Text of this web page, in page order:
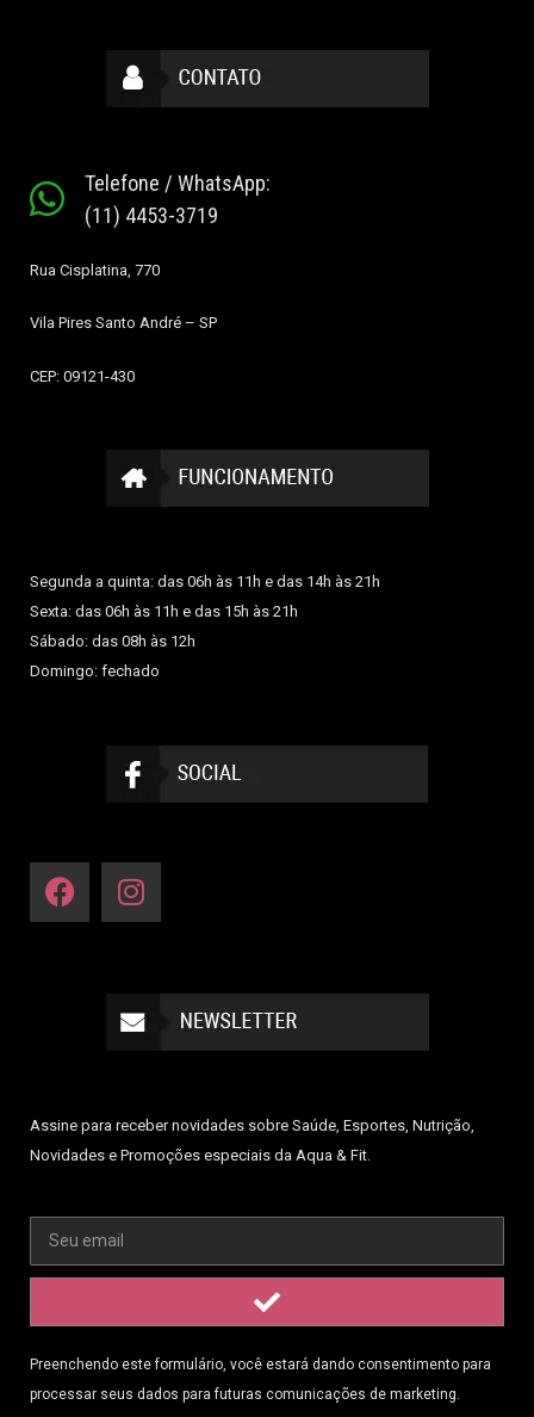
Telefone / WhatsApp:
(11) 4453-3719
Rua Cisplatina, 770
Vila Pires Santo André – SP
CEP: 09121-430
Segunda a quinta: das 06h às 11h e das 14h às 21h
Sexta: das 06h às 11h e das 15h às 21h
Sábado: das 08h às 12h
Domingo: fechado
Assine para receber novidades sobre Saúde, Esportes, Nutrição,
Novidades e Promoções especiais da Aqua & Fit.
Preenchendo este formulário, você estará dando consentimento para
processar seus dados para futuras comunicações de marketing.